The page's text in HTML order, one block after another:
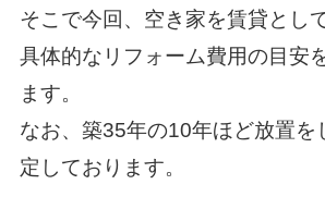
そこで今回、空き家を賃貸とし
具体的なリフォーム費用の目安
ます。
なお、築35年の10年ほど放置を
定しております。